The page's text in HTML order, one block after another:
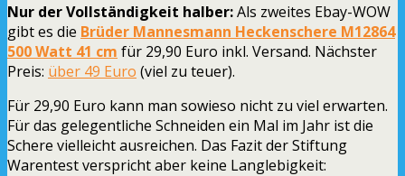
Nur der Vollständigkeit halber:Als zweites Ebay-WOW
gibt es die Brüder Mannesmann Heckenschere M12864
500 Watt 41 cm für 29,90 Euro inkl. Versand. Nächster
Preis: über 49 Euro (viel zu teuer).
Für 29,90 Euro kann man sowieso nicht zu viel erwarten.
Für das gelegentliche Schneiden ein Mal im Jahr ist die
Schere vielleicht ausreichen. Das Fazit der Stiftung
Warentest verspricht aber keine Langlebigkeit: